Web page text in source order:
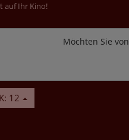
auf Ihr Kino!
Möchten Sie von
12